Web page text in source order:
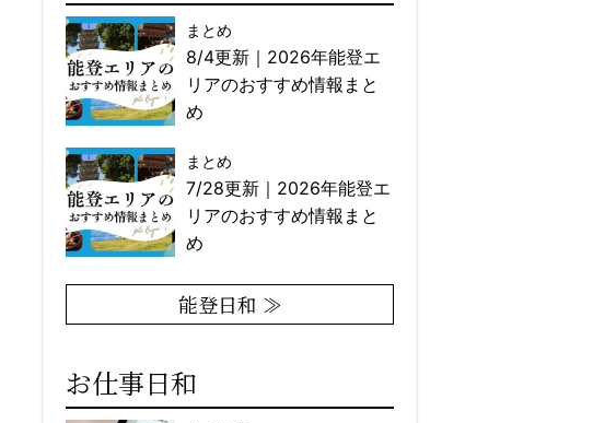
まとめ
8/4更新｜2026年能登エ
リアのおすすめ情報まと
め
まとめ
7/28更新｜2026年能登エ
リアのおすすめ情報まと
め
能登日和 ≫
お仕事日和